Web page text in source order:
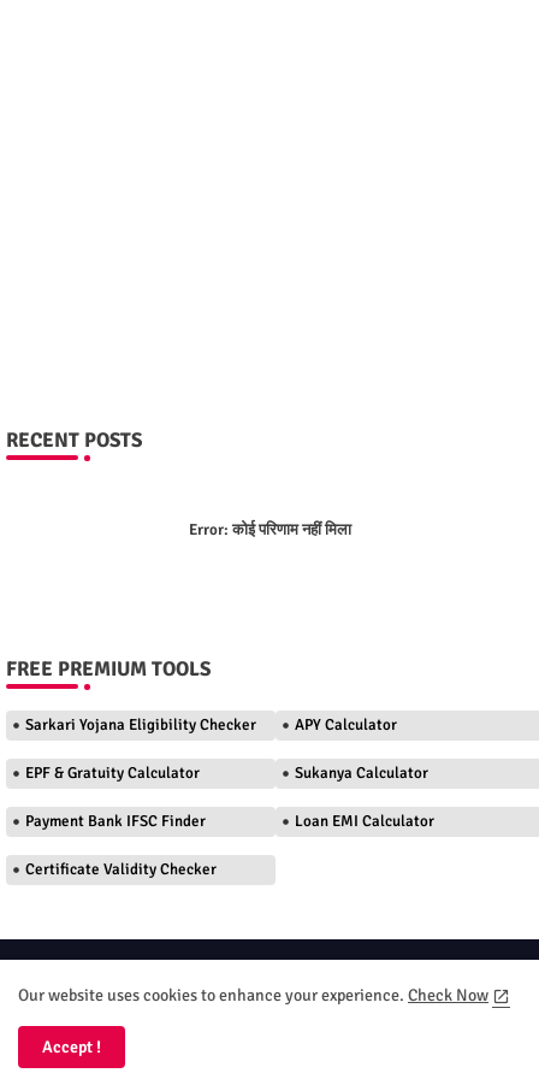
RECENT POSTS
Error:कोई परिणाम नहीं मिला
FREE PREMIUM TOOLS
Sarkari Yojana Eligibility Checker APY Calculator
EPF & Gratuity Calculator Sukanya Calculator
Payment Bank IFSC Finder Loan EMI Calculator
Certificate Validity Checker
All Right Reserved Your DT Seva 2026 Copyright ©
Terms and Conditions
DMC
Our website uses cookies to enhance your experience. Check Now
Accept !